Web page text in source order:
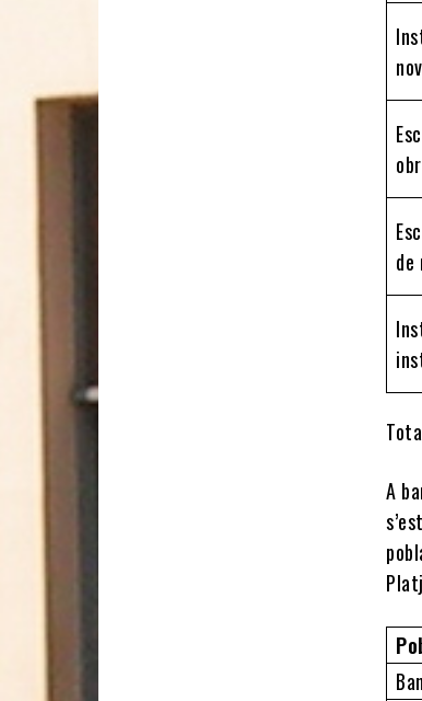
de
A